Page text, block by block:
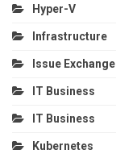
Hyper-V
Infrastructure
Issue Exchange
IT Business
IT Business
Kubernetes